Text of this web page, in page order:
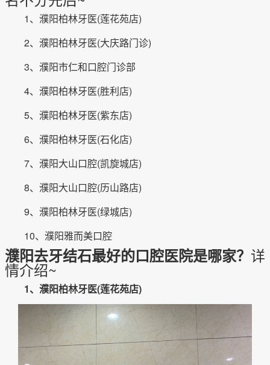
1、濮阳柏林牙医(莲花苑店)
2、濮阳柏林牙医(大庆路门诊)
3、濮阳市仁和口腔门诊部
4、濮阳柏林牙医(胜利店)
5、濮阳柏林牙医(紫东店)
6、濮阳柏林牙医(石化店)
7、濮阳大山口腔(凯旋城店)
8、濮阳大山口腔(历山路店)
9、濮阳柏林牙医(绿城店)
10、濮阳雅而美口腔
濮阳去牙结石最好的口腔医院是哪家？ 详
情介绍~
1、濮阳柏林牙医(莲花苑店)